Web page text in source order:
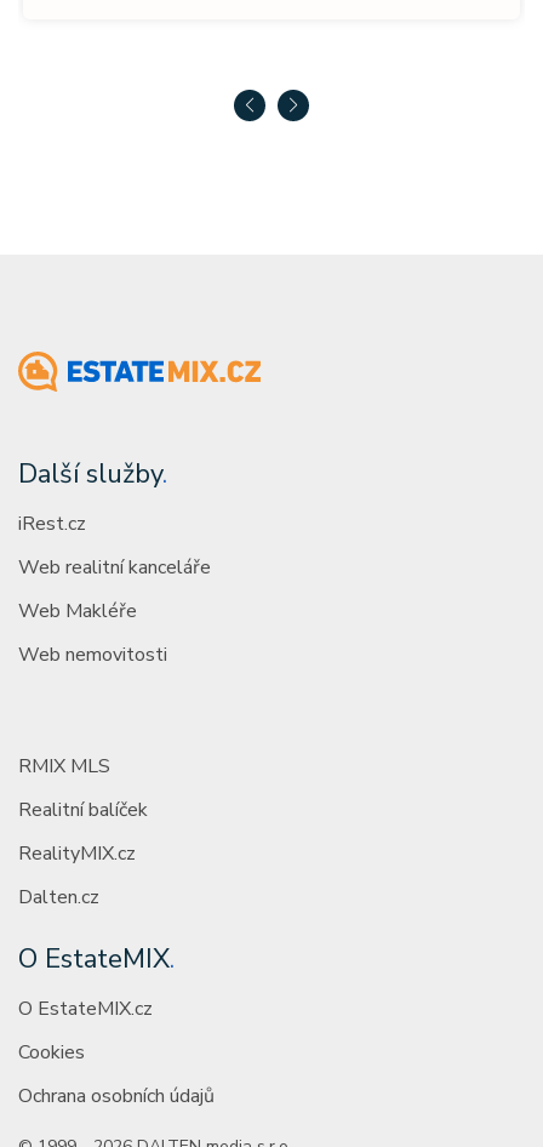
Další služby.
iRest.cz
Web realitní kanceláře
Web Makléře
Web nemovitosti
RMIX MLS
Realitní balíček
RealityMIX.cz
Dalten.cz
O EstateMIX.
O EstateMIX.cz
Cookies
Ochrana osobních údajů